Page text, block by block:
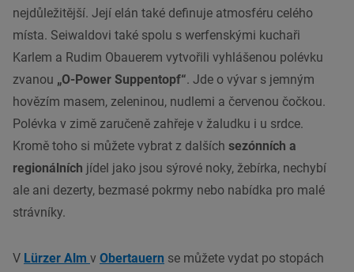
nejdůležitější. Její elán také definuje atmosféru celého
místa. Seiwaldovi také spolu s werfenskými kuchaři
Karlem a Rudim Obauerem vytvořili vyhlášenou polévku
zvanou „O-Power Suppentopf“. Jde o vývar s jemným
hovězím masem, zeleninou, nudlemi a červenou čočkou.
Polévka v zimě zaručeně zahřeje v žaludku i u srdce.
Kromě toho si můžete vybrat z dalších sezónních a
regionálních jídel jako jsou sýrové noky, žebírka, nechybí
ale ani dezerty, bezmasé pokrmy nebo nabídka pro malé
strávníky.
V Lürzer Alm v Obertauern se můžete vydat po stopách